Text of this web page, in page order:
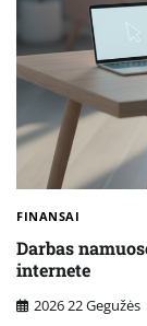
FINANSAI
Darbas
internete
2026 22 Gegužės